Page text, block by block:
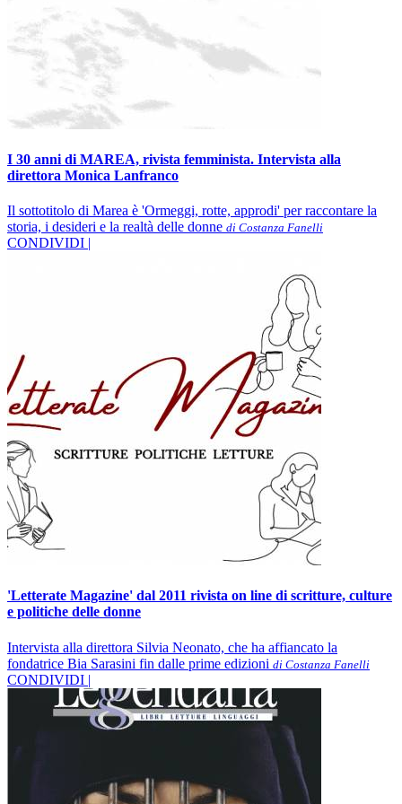
I 30 anni di MAREA, rivista femminista. Intervista alla
direttora Monica Lanfranco
Il sottotitolo di Marea è 'Ormeggi, rotte, approdi' per raccontare la
storia, i desideri e la realtà delle donne di Costanza Fanelli
CONDIVIDI |
'Letterate Magazine' dal 2011 rivista on line di scritture, culture
e politiche delle donne
Intervista alla direttora Silvia Neonato, che ha affiancato la
fondatrice Bia Sarasini fin dalle prime edizioni di Costanza Fanelli
CONDIVIDI |